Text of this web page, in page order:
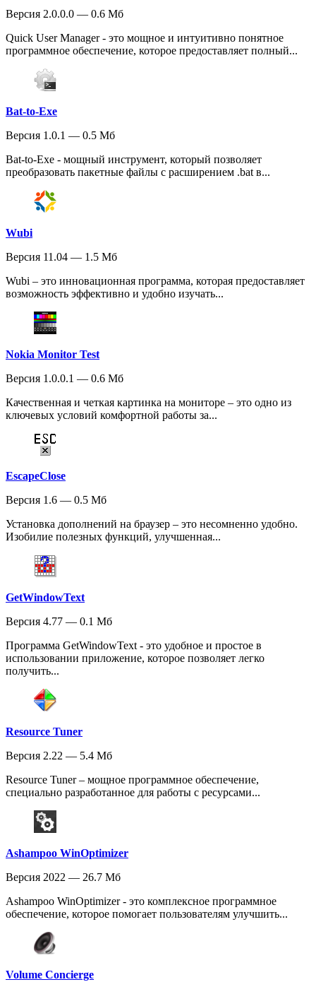
Версия 2.0.0.0 — 0.6 Мб
Quick User Manager - это мощное и интуитивно понятное
программное обеспечение, которое предоставляет полный...
Bat-to-Exe
Версия 1.0.1 — 0.5 Мб
Bat-to-Exe - мощный инструмент, который позволяет
преобразовать пакетные файлы с расширением .bat в...
Wubi
Версия 11.04 — 1.5 Мб
Wubi – это инновационная программа, которая предоставляет
возможность эффективно и удобно изучать...
Nokia Monitor Test
Версия 1.0.0.1 — 0.6 Мб
Качественная и четкая картинка на мониторе – это одно из
ключевых условий комфортной работы за...
EscapeClose
Версия 1.6 — 0.5 Мб
Установка дополнений на браузер – это несомненно удобно.
Изобилие полезных функций, улучшенная...
GetWindowText
Версия 4.77 — 0.1 Мб
Программа GetWindowText - это удобное и простое в
использовании приложение, которое позволяет легко
получить...
Resource Tuner
Версия 2.22 — 5.4 Мб
Resource Tuner – мощное программное обеспечение,
специально разработанное для работы с ресурсами...
Ashampoo WinOptimizer
Версия 2022 — 26.7 Мб
Ashampoo WinOptimizer - это комплексное программное
обеспечение, которое помогает пользователям улучшить...
Volume Concierge